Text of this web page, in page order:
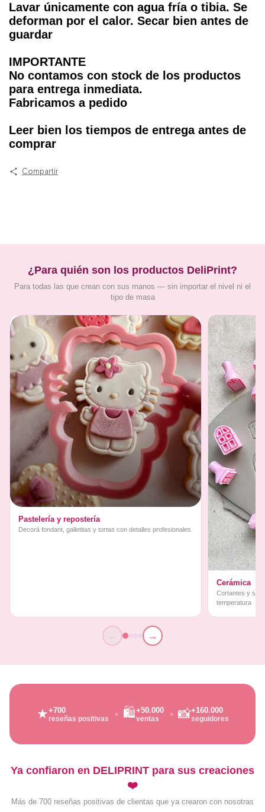
Lavar únicamente con agua fría o tibia. Se
deforman por el calor. Secar bien antes de
guardar
IMPORTANTE
No contamos con stock de los productos
para entrega inmediata.
Fabricamos a pedido
Leer bien los tiempos de entrega antes de
comprar
Compartir
¿Para quién son los productos DeliPrint?
Para todas las que crean con sus manos — sin importar el nivel ni el
tipo de masa
Pastelería y repostería
Decorá fondant, galletitas y tortas con detalles profesionales
Cerámica
Cortantes y
temperatura
← →
★+700
reseñas positivas 🛍️+50.000
ventas 📸+160.000
seguidores
Ya confiaron en DELIPRINT para sus creaciones
❤️
Más de 700 reseñas positivas de clientas que ya crearon con nosotras